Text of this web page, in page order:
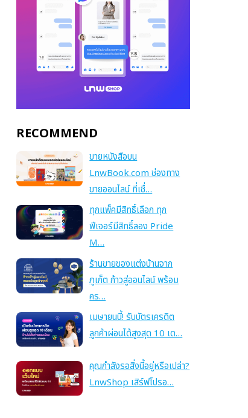
RECOMMEND
ขายหนังสือบน
LnwBook.com ช่องทาง
ขายออนไลน์ ที่เชื่…
ทุกแพ็คมีสิทธิ์เลือก ทุก
ฟีเจอร์มีสิทธิ์ลอง Pride
M…
ร้านขายของแต่งบ้านจาก
ภูเก็ต ก้าวสู่ออนไลน์ พร้อม
คร…
เมษายนนี้! รับบัตรเครดิต
ลูกค้าผ่อนได้สูงสุด 10 เด…
คุณกำลังรอสิ่งนี้อยู่หรือเปล่า?
LnwShop เสิร์ฟโปรอ…